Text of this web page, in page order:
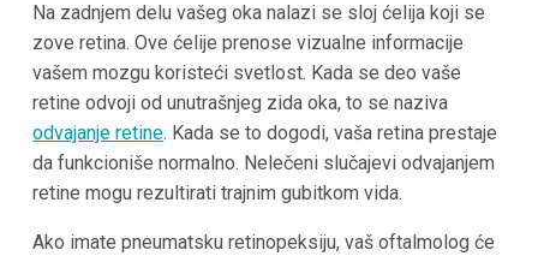
Na zadnjem delu vašeg oka nalazi se sloj ćelija koji se
zove retina. Ove ćelije prenose vizualne informacije
vašem mozgu koristeći svetlost. Kada se deo vaše
retine odvoji od unutrašnjeg zida oka, to se naziva
odvajanje retine. Kada se to dogodi, vaša retina prestaje
da funkcioniše normalno. Nelečeni slučajevi odvajanjem
retine mogu rezultirati trajnim gubitkom vida.
Ako imate pneumatsku retinopeksiju, vaš oftalmolog će